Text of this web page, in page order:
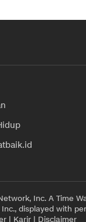
Inc. A Time
displayed with
| Karir | Disclaimer